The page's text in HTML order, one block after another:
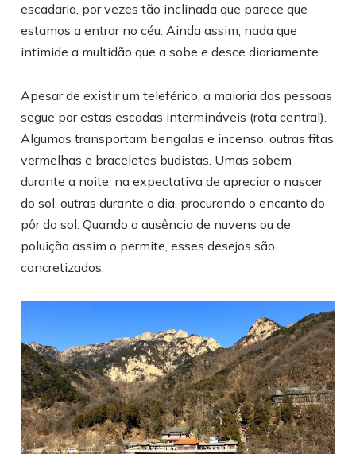
escadaria, por vezes tão inclinada que parece que
estamos a entrar no céu. Ainda assim, nada que
intimide a multidão que a sobe e desce diariamente.
Apesar de existir um teleférico, a maioria das pessoas
segue por estas escadas intermináveis (rota central).
Algumas transportam bengalas e incenso, outras fitas
vermelhas e braceletes budistas. Umas sobem
durante a noite, na expectativa de apreciar o nascer
do sol, outras durante o dia, procurando o encanto do
pôr do sol. Quando a ausência de nuvens ou de
poluição assim o permite, esses desejos são
concretizados.